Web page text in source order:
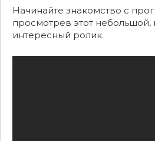
Начинайте знакомство с
просмотрев этот небольшой,
интересный ролик.